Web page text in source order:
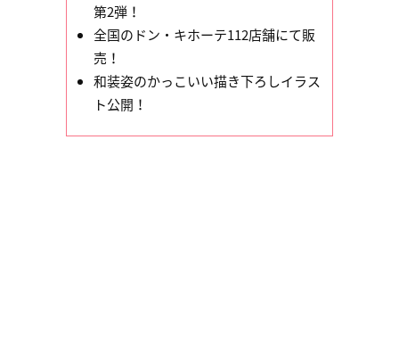
第2弾！
全国のドン・キホーテ112店舗にて販
売！
和装姿のかっこいい描き下ろしイラス
ト公開！